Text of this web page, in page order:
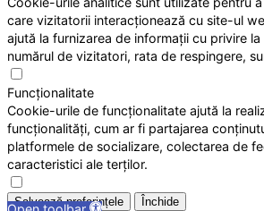
care vizitatorii interacționează cu site-ul
ajută la furnizarea de informații cu privire
numărul de vizitatori, rata de respingere,
Funcționalitate
Cookie-urile de funcționalitate ajută la
funcționalități, cum ar fi partajarea
platformele de socializare, colectarea de
caracteristici ale terților.
Salvează preferințele Închide